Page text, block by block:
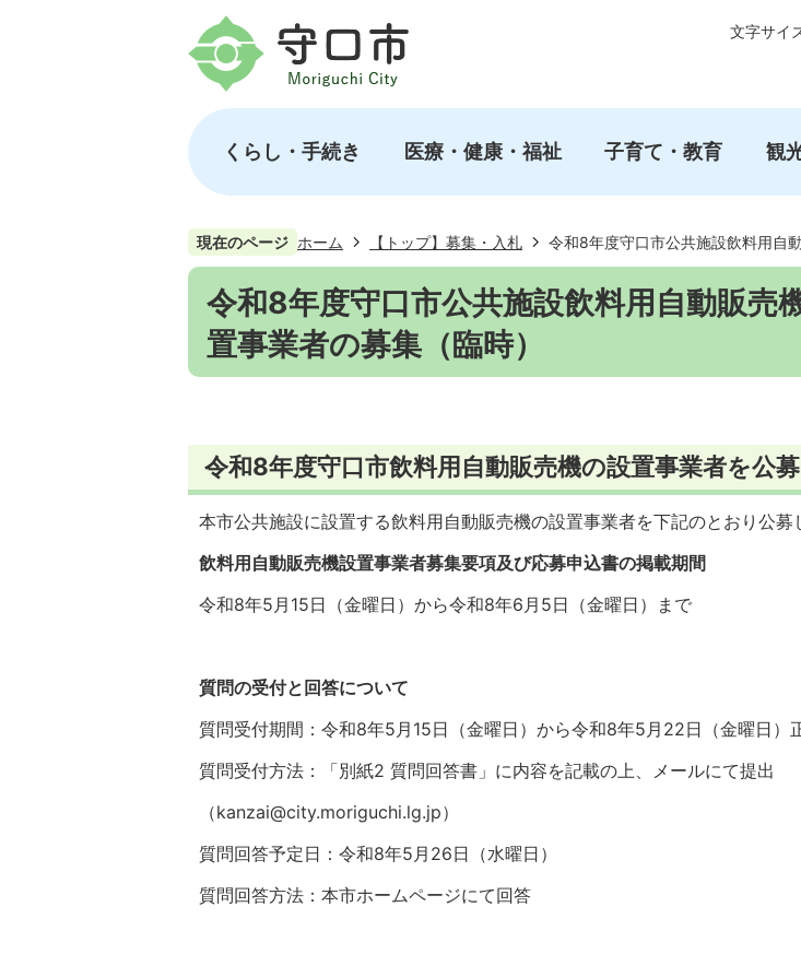
文字サイ
くらし・手続き 医療・健康・福祉 子育て・教育 観
現在のページ ホーム 【トップ】募集・入札 令和8年度守口市公共施設飲料用自
令和8年度守口市公共施設飲料用自動販売
置事業者の募集（臨時）
令和8年度守口市飲料用自動販売機の設置事業者を公
本市公共施設に設置する飲料用自動販売機の設置事業者を下記のとおり公募
飲料用自動販売機設置事業者募集要項及び応募申込書の掲載期間
令和8年5月15日（金曜日）から令和8年6月5日（金曜日）まで
質問の受付と回答について
質問受付期間：令和8年5月15日（金曜日）から令和8年5月22日（金曜日）
質問受付方法：「別紙2 質問回答書」に内容を記載の上、メールにて提出
（kanzai@city.moriguchi.lg.jp）
質問回答予定日：令和8年5月26日（水曜日）
質問回答方法：本市ホームページにて回答